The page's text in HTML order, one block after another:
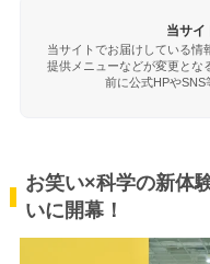
当サイ
当サイトでお届けしている情
提供メニューなどが変更とな
前に公式HPやSNS
お笑い×科学の新体
いに開幕！